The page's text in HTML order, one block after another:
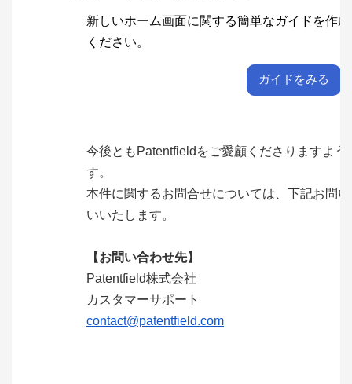
新しいホーム画面に関する簡単なガイドを作
ください。
ガイドをみる
今後ともPatentfieldをご愛顧くださりますよう
す。
本件に関するお問合せについては、下記お問
いいたします。
【お問い合わせ先】
Patentfield株式会社
カスタマーサポート
contact@patentfield.com